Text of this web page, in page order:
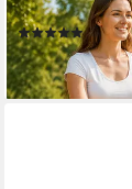
Bollerwagen
(3)
99,90 €
lieferbar - in 3-4